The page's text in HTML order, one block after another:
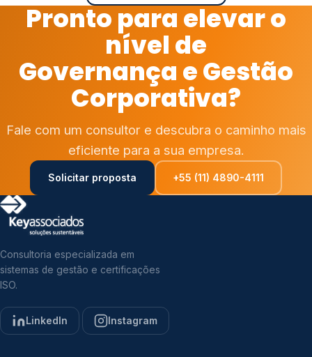
Pronto para elevar o
nível de
Governança e Gestão
Corporativa?
Fale com um consultor e descubra o caminho mais
eficiente para a sua empresa.
Solicitar proposta +55 (11) 4890-4111
Consultoria especializada em
sistemas de gestão e certificações
ISO.
LinkedIn Instagram